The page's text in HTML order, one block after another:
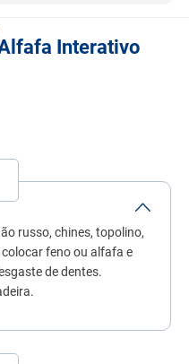
Interativo
russo, chines, topolino,
feno ou alfafa e
de dentes.
MAIS BUSCADOS
ração cachorro
quatree
sachê gato
ração úmida
º ração premier